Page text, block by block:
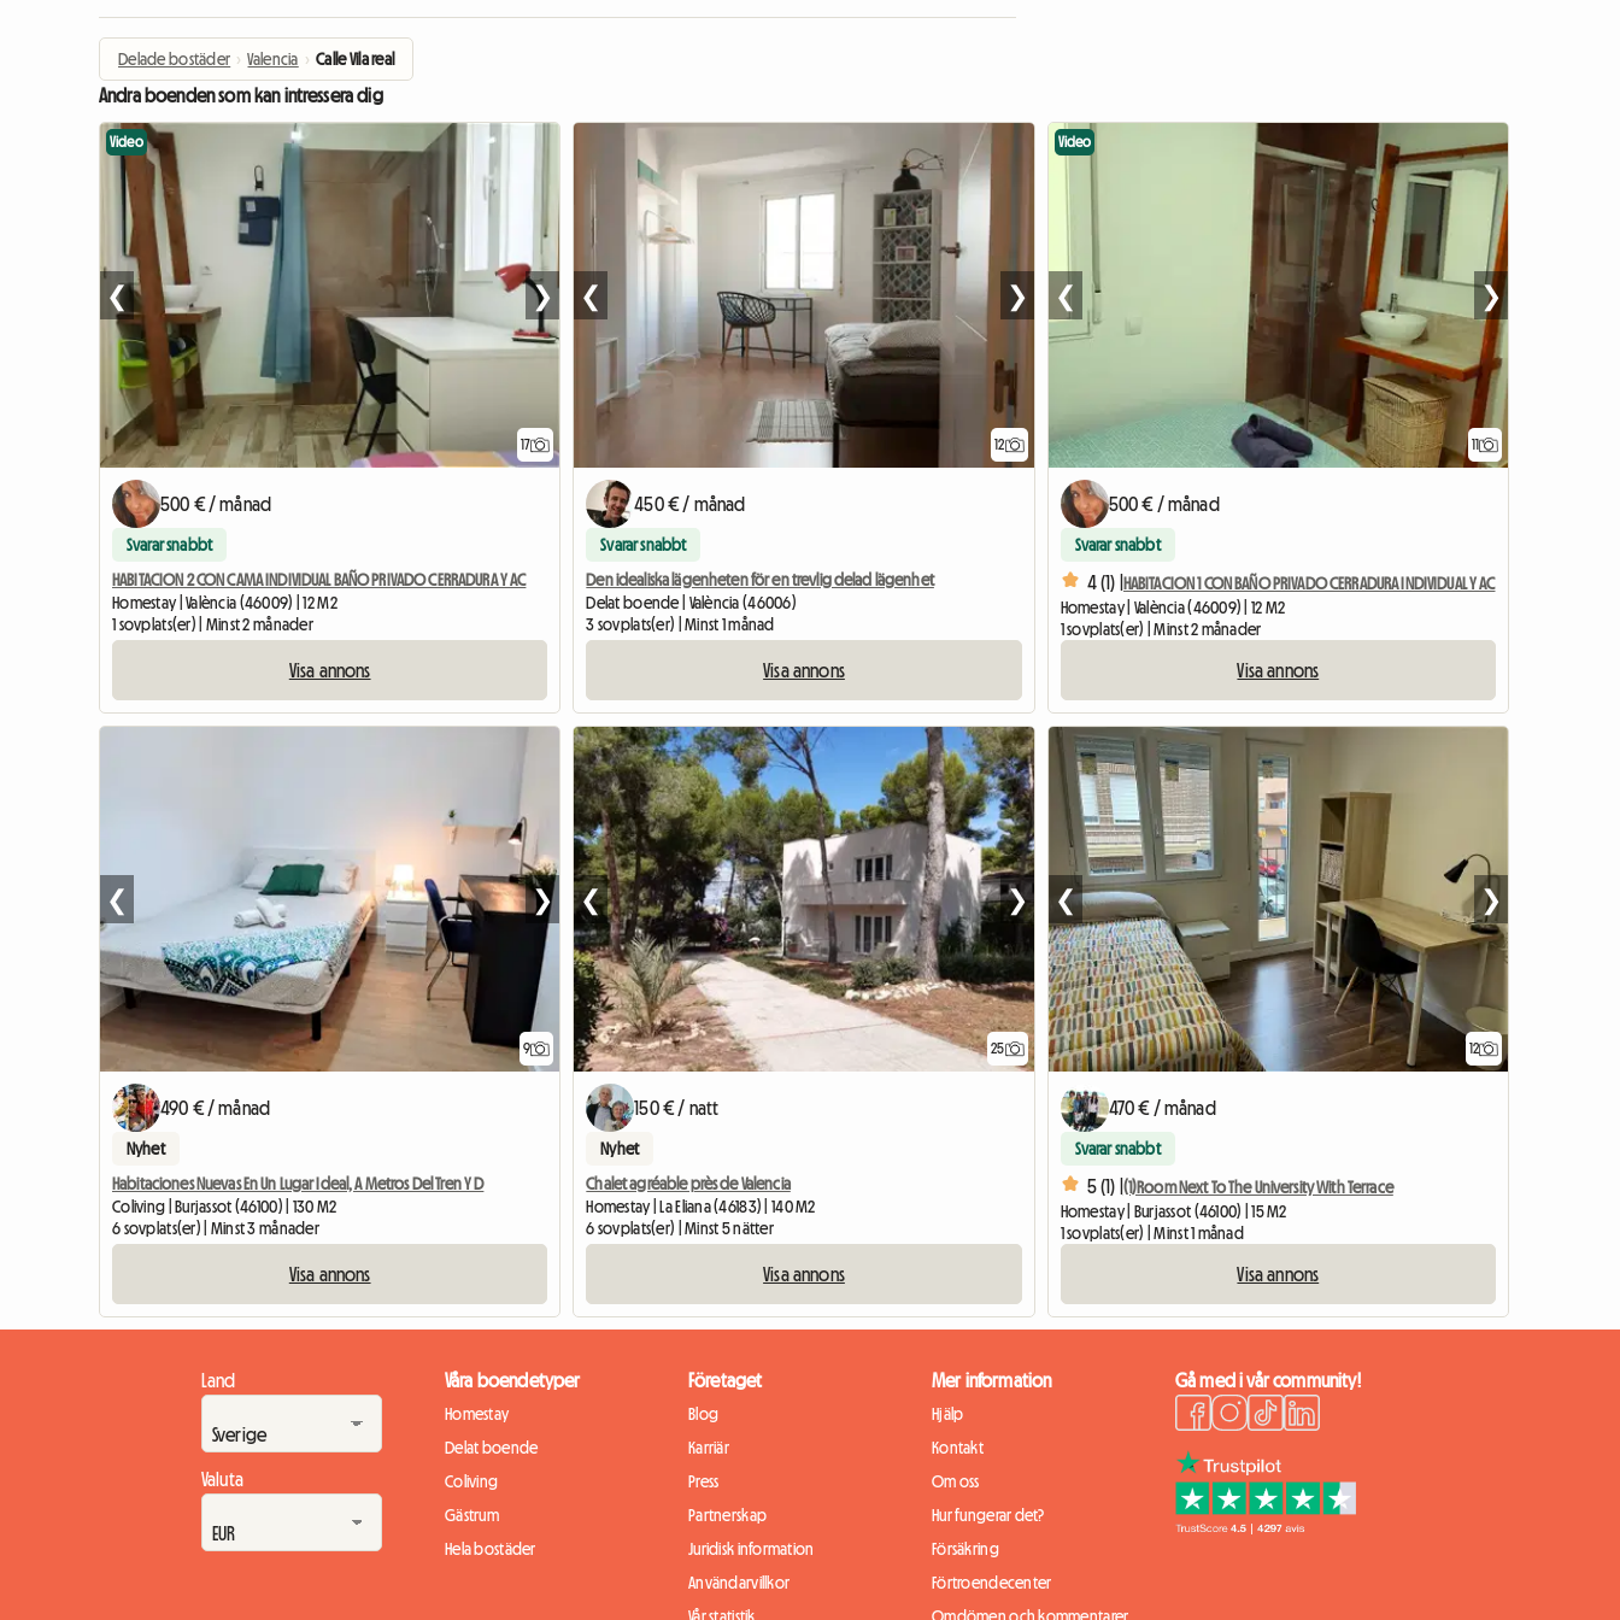
Delade bostäder › Valencia › Calle Vila real
Andra boenden som kan intressera dig
17
Video
❮ ❯
500 € / månad
Svarar snabbt
HABITACION 2 CON CAMA INDIVIDUAL BAÑO PRIVADO CERRADURA Y AC
Homestay | València (46009) | 12 M2
1 sovplats(er) | Minst 2 månader
Visa annons
12
❮ ❯
450 € / månad
Svarar snabbt
Den idealiska lägenheten för en trevlig delad lägenhet
Delat boende | València (46006)
3 sovplats(er) | Minst 1 månad
Visa annons
11
Video
❮ ❯
500 € / månad
Svarar snabbt
4 (1) |
HABITACION 1 CON BAÑO PRIVADO CERRADURA INDIVIDUAL Y AC
Homestay | València (46009) | 12 M2
1 sovplats(er) | Minst 2 månader
Visa annons
9
❮ ❯
490 € / månad
Nyhet
Habitaciones Nuevas En Un Lugar Ideal, A Metros Del Tren Y D
Coliving | Burjassot (46100) | 130 M2
6 sovplats(er) | Minst 3 månader
Visa annons
25
❮ ❯
150 € / natt
Nyhet
Chalet agréable près de Valencia
Homestay | La Eliana (46183) | 140 M2
6 sovplats(er) | Minst 5 nätter
Visa annons
12
❮ ❯
470 € / månad
Svarar snabbt
5 (1) | (1)Room Next To The University With Terrace
Homestay | Burjassot (46100) | 15 M2
1 sovplats(er) | Minst 1 månad
Visa annons
Land
Valuta
Våra boendetyper
Homestay
Delat boende
Coliving
Gästrum
Hela bostäder
Företaget
Blog
Karriär
Press
Partnerskap
Juridisk information
Användarvillkor
Vår statistik
Mer information
Hjälp
Kontakt
Om oss
Hur fungerar det?
Försäkring
Förtroendecenter
Omdömen och kommentarer
Gå med i vår community!